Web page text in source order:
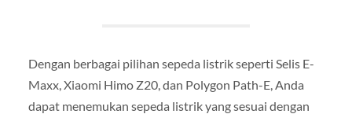
Dengan berbagai pilihan sepeda listrik seperti Selis E-
Maxx, Xiaomi Himo Z20, dan Polygon Path-E, Anda
dapat menemukan sepeda listrik yang sesuai dengan